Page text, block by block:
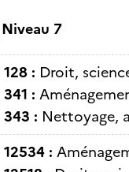
Niveau 7
128 : Droit,
341 :
343 : Nettoyage,
12534 :